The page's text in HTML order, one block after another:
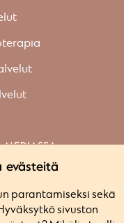
evästeitä
parantamiseksi sekä
sivuston
MEDIASSA